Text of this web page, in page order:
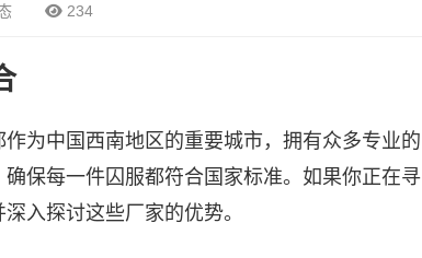
234
为中国西南地区的重要城市，拥有众多专业的
保每一件囚服都符合国家标准。如果你正在寻
入探讨这些厂家的优势。